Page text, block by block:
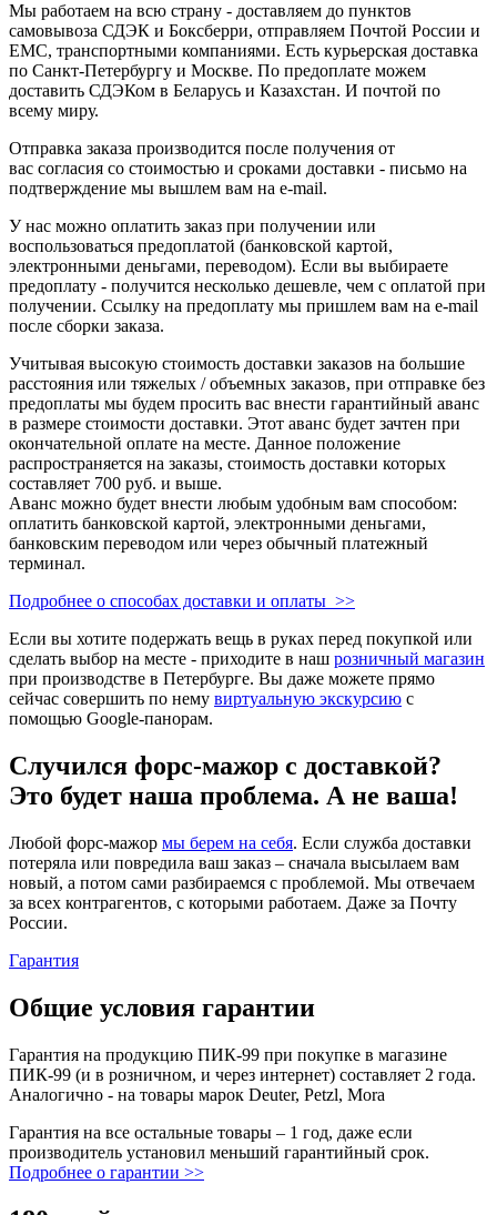
Мы работаем на всю страну - доставляем до пунктов
самовывоза СДЭК и Боксберри, отправляем Почтой России и
ЕМС, транспортными компаниями. Есть курьерская доставка
по Санкт-Петербургу и Москве. По предоплате можем
доставить СДЭКом в Беларусь и Казахстан. И почтой по
всему миру.
Отправка заказа производится после получения от
вас согласия со стоимостью и сроками доставки - письмо на
подтверждение мы вышлем вам на e-mail.
У нас можно оплатить заказ при получении или
воспользоваться предоплатой (банковской картой,
электронными деньгами, переводом). Если вы выбираете
предоплату - получится несколько дешевле, чем с оплатой при
получении. Ссылку на предоплату мы пришлем вам на e-mail
после сборки заказа.
Учитывая высокую стоимость доставки заказов на большие
расстояния или тяжелых / объемных заказов, при отправке без
предоплаты мы будем просить вас внести гарантийный аванс
в размере стоимости доставки. Этот аванс будет зачтен при
окончательной оплате на месте. Данное положение
распространяется на заказы, стоимость доставки которых
составляет 700 руб. и выше.
Аванс можно будет внести любым удобным вам способом:
оплатить банковской картой, электронными деньгами,
банковским переводом или через обычный платежный
терминал.
Подробнее о способах доставки и оплаты >>
Если вы хотите подержать вещь в руках перед покупкой или
сделать выбор на месте - приходите в наш розничный магазин
при производстве в Петербурге. Вы даже можете прямо
сейчас совершить по нему виртуальную экскурсию с
помощью Google-панорам.
Случился форс-мажор c доставкой?
Это будет наша проблема. А не ваша!
Любой форс-мажор мы берем на себя. Если служба доставки
потеряла или повредила ваш заказ – сначала высылаем вам
новый, а потом сами разбираемся с проблемой. Мы отвечаем
за всех контрагентов, с которыми работаем. Даже за Почту
России.
Гарантия
Общие условия гарантии
Гарантия на продукцию ПИК-99 при покупке в магазине
ПИК-99 (и в розничном, и через интернет) составляет 2 года.
Аналогично - на товары марок Deuter, Petzl, Mora
Гарантия на все остальные товары – 1 год, даже если
производитель установил меньший гарантийный срок.
Подробнее о гарантии >>